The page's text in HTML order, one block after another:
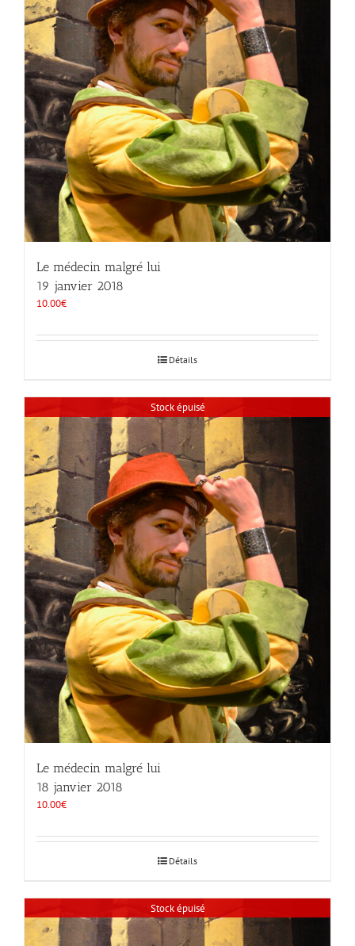
Le médecin malgré lui
19 janvier 2018
10.00€
Détails
Stock épuisé
Le médecin malgré lui
18 janvier 2018
10.00€
Détails
Stock épuisé